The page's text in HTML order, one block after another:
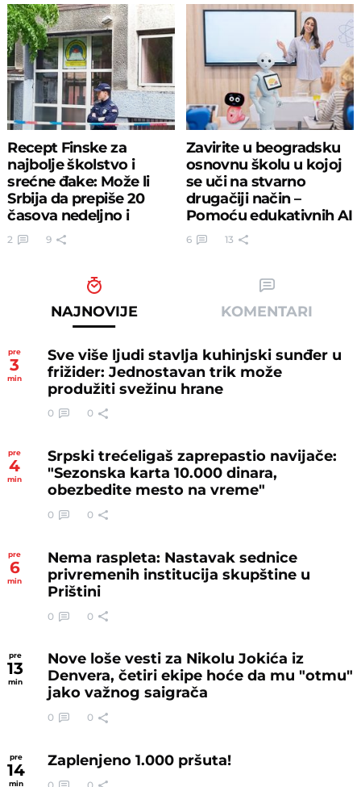
Recept Finske za
najbolje školstvo i
srećne đake: Može li
Srbija da prepiše 20
časova nedeljno i
"tajne" ocene
2 9
Zavirite u beogradsku
osnovnu školu u kojoj
se uči na stvarno
drugačiji način –
Pomoću edukativnih AI
robota
6 13
NAJNOVIJE KOMENTARI
pre
3
min
Sve više ljudi stavlja kuhinjski sunđer u
frižider: Jednostavan trik može
produžiti svežinu hrane
0 0
pre
4
min
Srpski trećeligaš zaprepastio navijače:
"Sezonska karta 10.000 dinara,
obezbedite mesto na vreme"
0 0
pre
6
min
Nema raspleta: Nastavak sednice
privremenih institucija skupštine u
Prištini
0 0
pre
13
min
Nove loše vesti za Nikolu Jokića iz
Denvera, četiri ekipe hoće da mu "otmu"
jako važnog saigrača
0 0
pre
14
min
Zaplenjeno 1.000 pršuta!